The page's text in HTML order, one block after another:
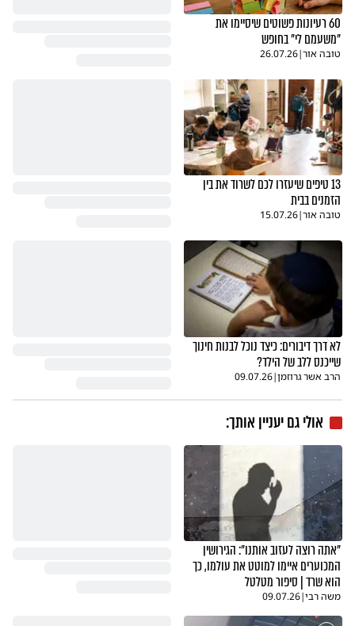
60 רעיונות פשוטים שיסיימו את
"משעמם לי" בחופש
טובה אור|
26.07.26
13 טיפים שיעזרו לכם לשרוד את בין
הזמנים בבית
טובה אור|
15.07.26
לא דרך דיבורים: כיצד נוכל לבנות חינוך
שייכנס ללב של הילד?
הרב אשר גרוזמן|
09.07.26
אולי גם יעניין אותך:
"אתה רוצה לעזוב אותנו": הגירושין
המכוערים איימו למוטט את עולמו, כך
הוא שרד | סיפור מטלטל
משה רבי|
09.07.26